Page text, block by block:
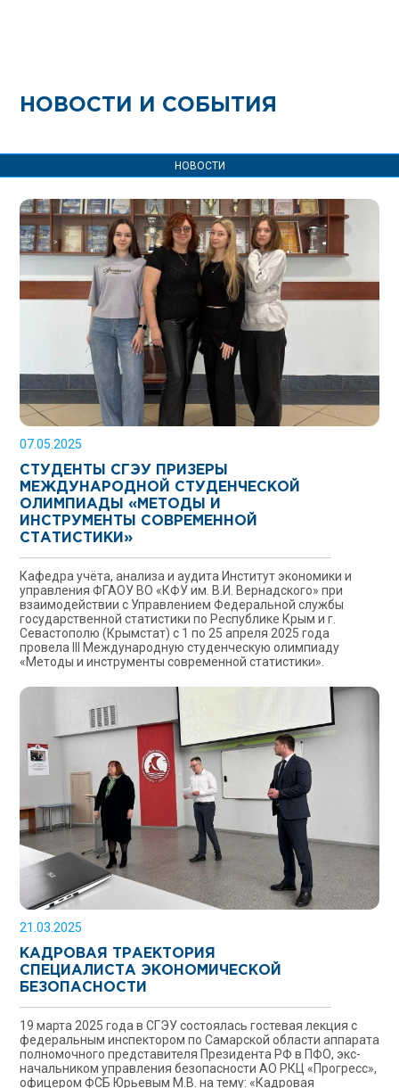
НОВОСТИ И СОБЫТИЯ
НОВОСТИ
07.05.2025
СТУДЕНТЫ СГЭУ ПРИЗЕРЫ
МЕЖДУНАРОДНОЙ СТУДЕНЧЕСКОЙ
ОЛИМПИАДЫ «МЕТОДЫ И
ИНСТРУМЕНТЫ СОВРЕМЕННОЙ
СТАТИСТИКИ»
Кафедра учёта, анализа и аудита Институт экономики и
управления ФГАОУ ВО «КФУ им. В.И. Вернадского» при
взаимодействии с Управлением Федеральной службы
государственной статистики по Республике Крым и г.
Севастополю (Крымстат) с 1 по 25 апреля 2025 года
провела III Международную студенческую олимпиаду
«Методы и инструменты современной статистики».
21.03.2025
КАДРОВАЯ ТРАЕКТОРИЯ
СПЕЦИАЛИСТА ЭКОНОМИЧЕСКОЙ
БЕЗОПАСНОСТИ
19 марта 2025 года в СГЭУ состоялась гостевая лекция с
федеральным инспектором по Самарской области аппарата
полномочного представителя Президента РФ в ПФО, экс-
начальником управления безопасности АО РКЦ «Прогресс»,
офицером ФСБ Юрьевым М.В. на тему: «Кадровая